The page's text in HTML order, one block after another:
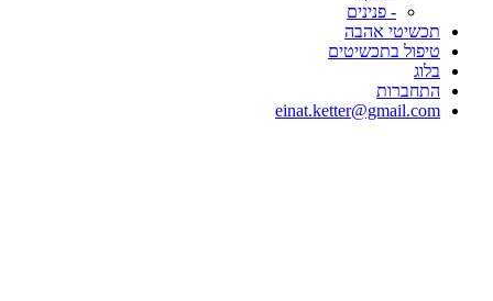
- פנינים
תכשיטי אהבה
טיפול בתכשיטים
בלוג
התחברות
einat.ketter@gmail.com